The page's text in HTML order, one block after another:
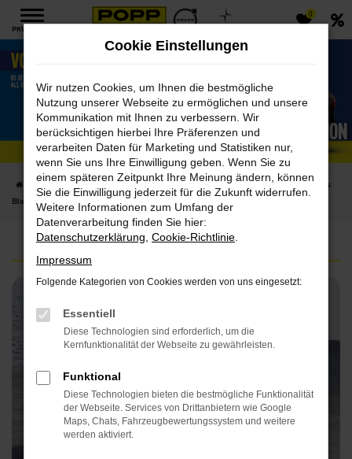
Zum
Hauptinhalt
springen
PKW MENÜ
0
Volvo XC60 B5 Plus Black Edition
Benziner für Gewerbekunden
Startseite Deals & News Deals sichern & sparen!
Volvo XC60 B5 Plus
Black Edition
Cookie Einstellungen
Wir nutzen Cookies, um Ihnen die bestmögliche
Nutzung unserer Webseite zu ermöglichen und unsere
Kommunikation mit Ihnen zu verbessern. Wir
berücksichtigen hierbei Ihre Präferenzen und
verarbeiten Daten für Marketing und Statistiken nur,
wenn Sie uns Ihre Einwilligung geben. Wenn Sie zu
einem späteren Zeitpunkt Ihre Meinung ändern, können
Sie die Einwilligung jederzeit für die Zukunft widerrufen.
Weitere Informationen zum Umfang der
Datenverarbeitung finden Sie hier:
Datenschutzerklärung Cookie-Richtlinie
Impressum
Folgende Kategorien von Cookies werden von uns eingesetzt:
Essentiell
Diese Technologien sind erforderlich, um die
Kernfunktionalität der Webseite zu gewährleisten.
Funktional
Diese Technologien bieten die bestmögliche Funktionalität
der Webseite. Services von Drittanbietern wie Google
Maps, Chats, Fahrzeugbewertungssystem und weitere
werden aktiviert.